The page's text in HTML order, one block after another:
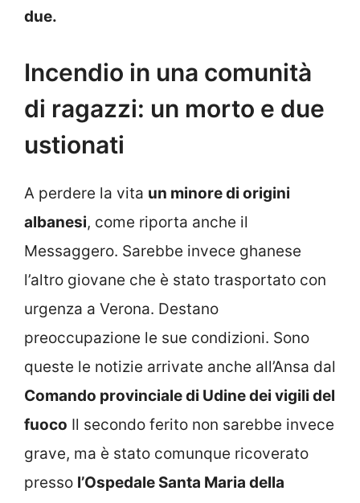
due.
Incendio in una comunità
di ragazzi: un morto e due
ustionati
A perdere la vita un minore di origini
albanesi, come riporta anche il
Messaggero. Sarebbe invece ghanese
l’altro giovane che è stato trasportato con
urgenza a Verona. Destano
preoccupazione le sue condizioni. Sono
queste le notizie arrivate anche all’Ansa dal
Comando provinciale di Udine dei vigili del
fuoco Il secondo ferito non sarebbe invece
grave, ma è stato comunque ricoverato
presso l’Ospedale Santa Maria della